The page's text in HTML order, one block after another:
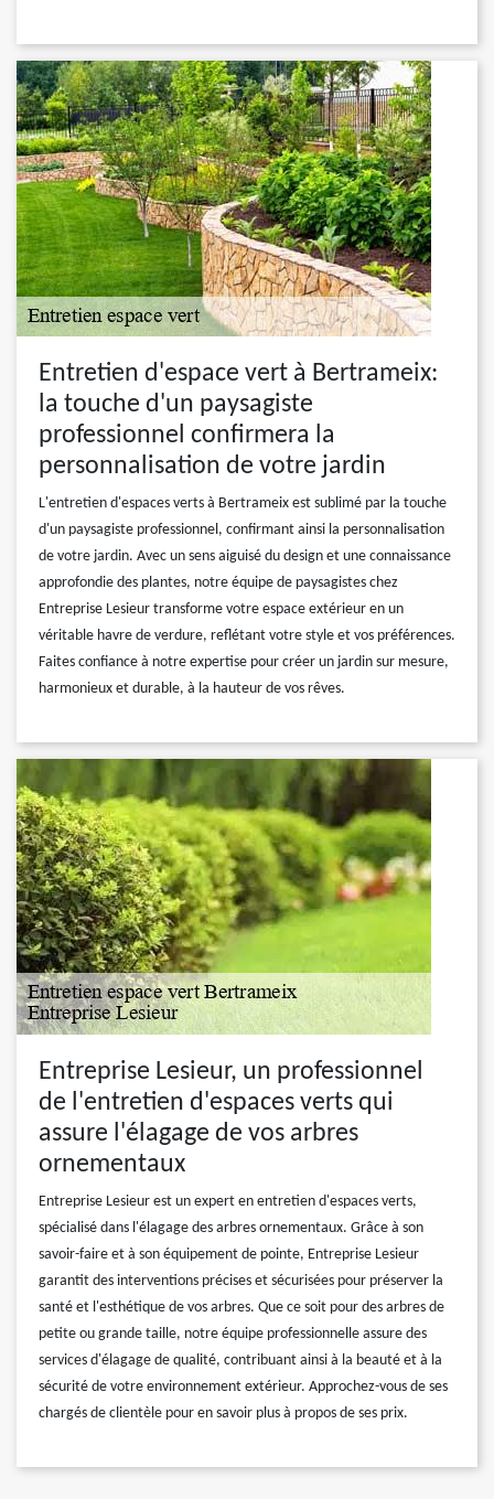
Entretien d'espace vert à Bertrameix:
la touche d'un paysagiste
professionnel confirmera la
personnalisation de votre jardin
L'entretien d'espaces verts à Bertrameix est sublimé par la touche
d'un paysagiste professionnel, confirmant ainsi la personnalisation
de votre jardin. Avec un sens aiguisé du design et une connaissance
approfondie des plantes, notre équipe de paysagistes chez
Entreprise Lesieur transforme votre espace extérieur en un
véritable havre de verdure, reflétant votre style et vos préférences.
Faites confiance à notre expertise pour créer un jardin sur mesure,
harmonieux et durable, à la hauteur de vos rêves.
Entreprise Lesieur, un professionnel
de l'entretien d'espaces verts qui
assure l'élagage de vos arbres
ornementaux
Entreprise Lesieur est un expert en entretien d'espaces verts,
spécialisé dans l'élagage des arbres ornementaux. Grâce à son
savoir-faire et à son équipement de pointe, Entreprise Lesieur
garantit des interventions précises et sécurisées pour préserver la
santé et l'esthétique de vos arbres. Que ce soit pour des arbres de
petite ou grande taille, notre équipe professionnelle assure des
services d'élagage de qualité, contribuant ainsi à la beauté et à la
sécurité de votre environnement extérieur. Approchez-vous de ses
chargés de clientèle pour en savoir plus à propos de ses prix.